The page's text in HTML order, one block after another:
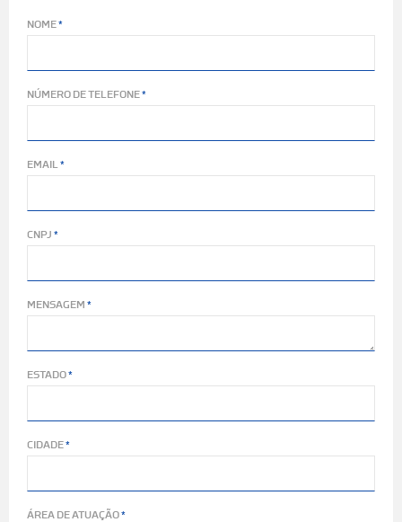
NOME
NÚMERO DE TELEFONE
EMAIL
CNPJ
MENSAGEM
ESTADO
CIDADE
ÁREA DE ATUAÇÃO